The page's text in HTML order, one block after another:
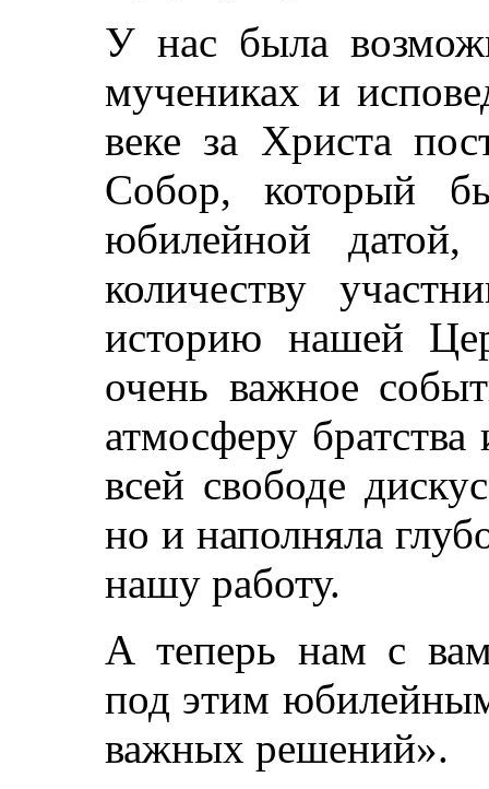
У нас была
мучениках и
веке за Христа
Собор, который
юбилейной
количеству
историю нашей
очень важное
атмосферу
всей свободе
но и наполняла
нашу работу.
А теперь нам с
под этим
важных решений».